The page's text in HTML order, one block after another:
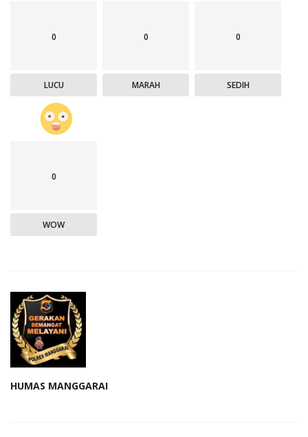
0
LUCU
0
MARAH
0
SEDIH
0
WOW
HUMAS MANGGARAI